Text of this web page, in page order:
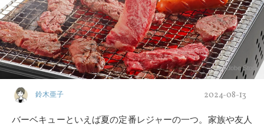
Adobe Stock
鈴木亜子 2024-08-13
バーベキューといえば夏の定番レジャーの一つ。家族や友人